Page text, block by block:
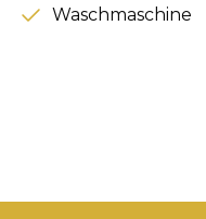
Waschmaschine